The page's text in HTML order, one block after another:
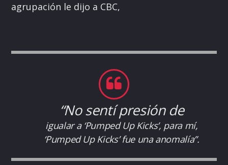
agrupación le dijo a CBC,
“No sentí presión de
igualar a ‘Pumped Up Kicks’, para mí,
‘Pumped Up Kicks’ fue una anomalía”.